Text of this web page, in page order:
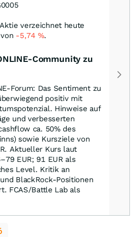
verzeichnet heute
-5,74 %.
Community zu
Forum: Das Sentiment zu
positiv mit
Hinweise auf
und verbesserten
ca. 50% des
sowie Kursziele von
Aktueller Kurs laut
EUR; 91 EUR als
Level. Kritik an
BlackRock-Positionen
FCAS/Battle Lab als